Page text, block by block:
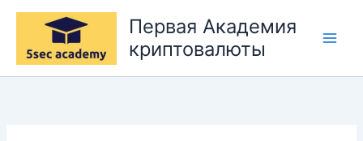
Перейти
содержимому
Первая Академия
криптовалюты